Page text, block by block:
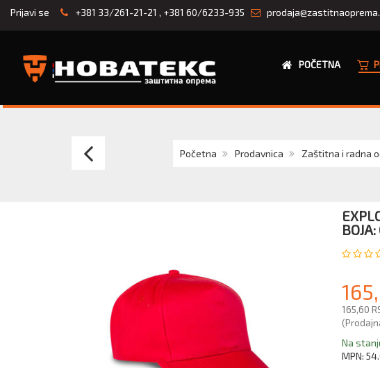
Prijavi se +381 33/261-21-21 , +381 60/6233-935
POČETNA
Početna Prodavnica Zaštitna i radna
EXPLODE
panela
165,60
Na
MPN: